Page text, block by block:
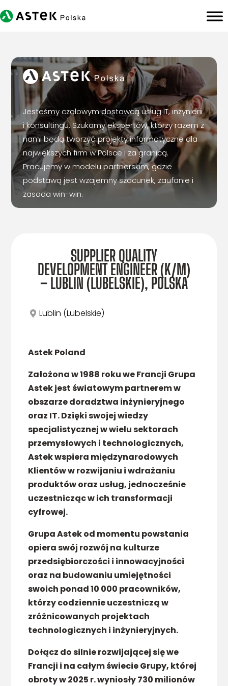
Jesteśmy czołowym dostawcą usług IT, inżynierii
i konsultingu. Szukamy ekspertów, którzy razem z
nami będą tworzyć projekty informatyczne dla
największych firm w Polsce i za granicą.
Pracujemy w modelu partnerskim, gdzie
podstawą jest wzajemny szacunek, zaufanie i
zasada win-win.
SUPPLIER QUALITY
DEVELOPMENT ENGINEER (K/M)
– LUBLIN (LUBELSKIE), POLSKA
Lublin (Lubelskie)
Astek Poland
Założona w 1988 roku we Francji Grupa
Astek jest światowym partnerem w
obszarze doradztwa inżynieryjnego
oraz IT. Dzięki swojej wiedzy
specjalistycznej w wielu sektorach
przemysłowych i technologicznych,
Astek wspiera międzynarodowych
Klientów w rozwijaniu i wdrażaniu
produktów oraz usług, jednocześnie
uczestnicząc w ich transformacji
cyfrowej.
Grupa Astek od momentu powstania
opiera swój rozwój na kulturze
przedsiębiorczości i innowacyjności
oraz na budowaniu umiejętności
swoich ponad 10 000 pracowników,
którzy codziennie uczestniczą w
zróżnicowanych projektach
technologicznych i inżynieryjnych.
Dołącz do silnie rozwijającej się we
Francji i na całym świecie Grupy, której
obroty w 2025 r. wyniosły 730 milionów